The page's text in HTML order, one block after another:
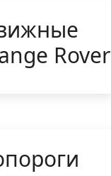
Rover